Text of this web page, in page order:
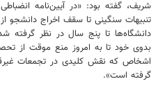
شریف، گفته بود: «در آیین‌نامه
تنبیهات سنگینی تا سقف اخراج دانشجو
دانشگاه‌ها تا پنج سال در نظر گرفته
بدوی خود تا به امروز منع موقت از
اشخاص که نقش کلیدی در تجمعات
گرفته است».